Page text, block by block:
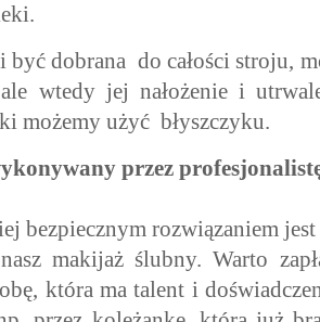
być dobrana do całości stroju,
wtedy jej nałożenie i
możemy użyć błyszczyku.
przez
bezpiecznym rozwiązaniem
makijaż ślubny. Warto
która ma talent i